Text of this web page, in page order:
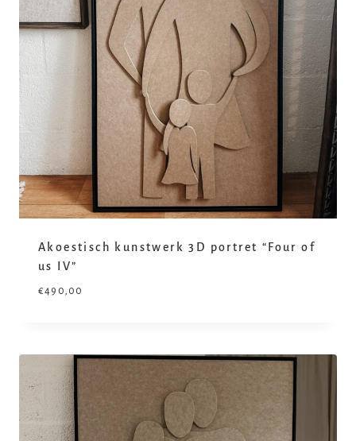
Akoestisch kunstwerk 3D portret “Four of
us IV”
€490,00